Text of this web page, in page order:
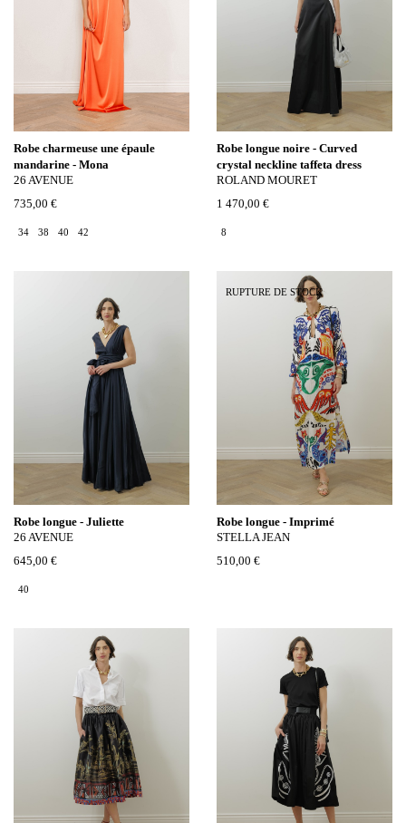
Robe charmeuse une épaule
mandarine - Mona
26 AVENUE
735,00 €
34 38 40 42
Robe longue noire - Curved
crystal neckline taffeta dress
ROLAND MOURET
1 470,00 €
8
Robe longue - Juliette
26 AVENUE
645,00 €
40
RUPTURE DE STOCK
Robe longue - Imprimé
STELLA JEAN
510,00 €